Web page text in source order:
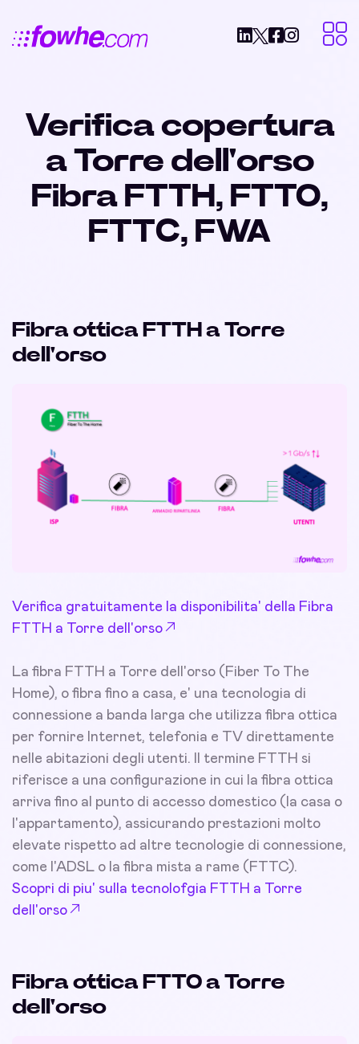
Verifica copertura
a Torre dell'orso
Fibra FTTH, FTTO,
FTTC, FWA
Fibra ottica FTTH a Torre
dell'orso
Verifica gratuitamente la disponibilita' della Fibra
FTTH a Torre dell'orso
La fibra FTTH a Torre dell'orso (Fiber To The
Home), o fibra fino a casa, e' una tecnologia di
connessione a banda larga che utilizza fibra ottica
per fornire Internet, telefonia e TV direttamente
nelle abitazioni degli utenti. Il termine FTTH si
riferisce a una configurazione in cui la fibra ottica
arriva fino al punto di accesso domestico (la casa o
l'appartamento), assicurando prestazioni molto
elevate rispetto ad altre tecnologie di connessione,
come l'ADSL o la fibra mista a rame (FTTC).
Scopri di piu' sulla tecnolofgia FTTH a Torre
dell'orso
Fibra ottica FTTO a Torre
dell'orso